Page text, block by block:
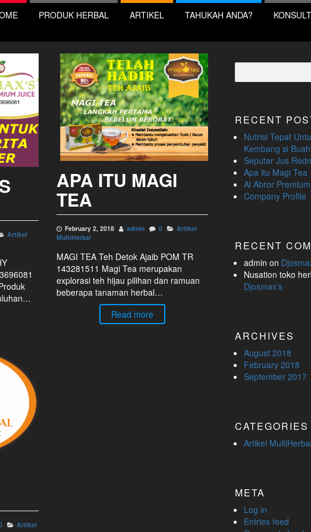
PRODUK HERBAL ARTIKEL TAHUKAH ANDA?
Artikel
APA ITU MAGI
TEA
February 2, 2018 admin 0
Artikel
MultiHerbal
MAGI TEA Teh Detok Ajaib POM TR
143281511 Magi Tea merupakan
explorasi teh hijau pilihan dan ramuan
beberapa tanaman herbal…
Read more
Artikel
for:
RECENT
Nutrisi Tepat
Kembang si
Seputar Jus
Apa itu Magi Tea
Al Abror
Company Profile
RECENT
admin on
Nusation toko
Djosmax’s
ARCHIVES
August 2018
February 2018
September 2017
CATEGORIES
Artikel MultiHerbal
META
Log in
Entries feed